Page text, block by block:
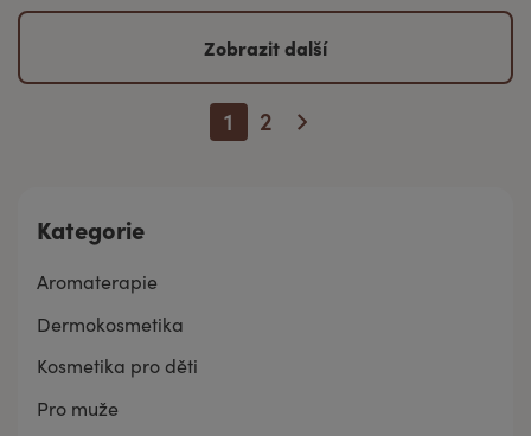
Zobrazit další
1 2
Kategorie
Aromaterapie
Dermokosmetika
Kosmetika pro děti
Pro muže